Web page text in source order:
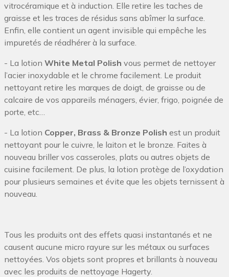
vitrocéramique et à induction. Elle retire les taches de
graisse et les traces de résidus sans abîmer la surface.
Enfin, elle contient un agent invisible qui empêche les
impuretés de réadhérer à la surface.
- La lotion White Metal Polish vous permet de nettoyer
l’acier inoxydable et le chrome facilement. Le produit
nettoyant retire les marques de doigt, de graisse ou de
calcaire de vos appareils ménagers, évier, frigo, poignée de
porte, etc…
- La lotion Copper, Brass & Bronze Polish est un produit
nettoyant pour le cuivre, le laiton et le bronze. Faites à
nouveau briller vos casseroles, plats ou autres objets de
cuisine facilement. De plus, la lotion protège de l’oxydation
pour plusieurs semaines et évite que les objets ternissent à
nouveau.
Tous les produits ont des effets quasi instantanés et ne
causent aucune micro rayure sur les métaux ou surfaces
nettoyées. Vos objets sont propres et brillants à nouveau
avec les produits de nettoyage Hagerty.